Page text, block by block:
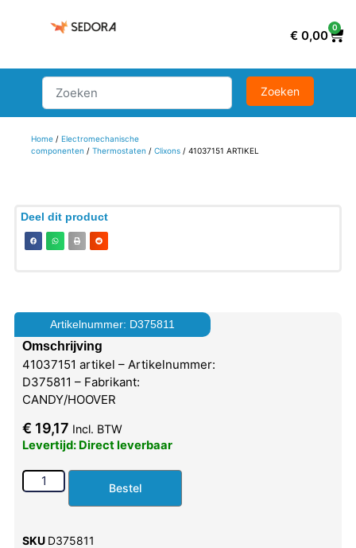
€ 0,00
0
Home/ Electromechanische
componenten / Thermostaten / Clixons/ 41037151 ARTIKEL
Deel dit product
Artikelnummer: D375811
Omschrijving
41037151 artikel – Artikelnummer:
D375811 – Fabrikant:
CANDY/HOOVER
€ 19,17 Incl. BTW
Levertijd: Direct leverbaar
Bestel
SKU D375811